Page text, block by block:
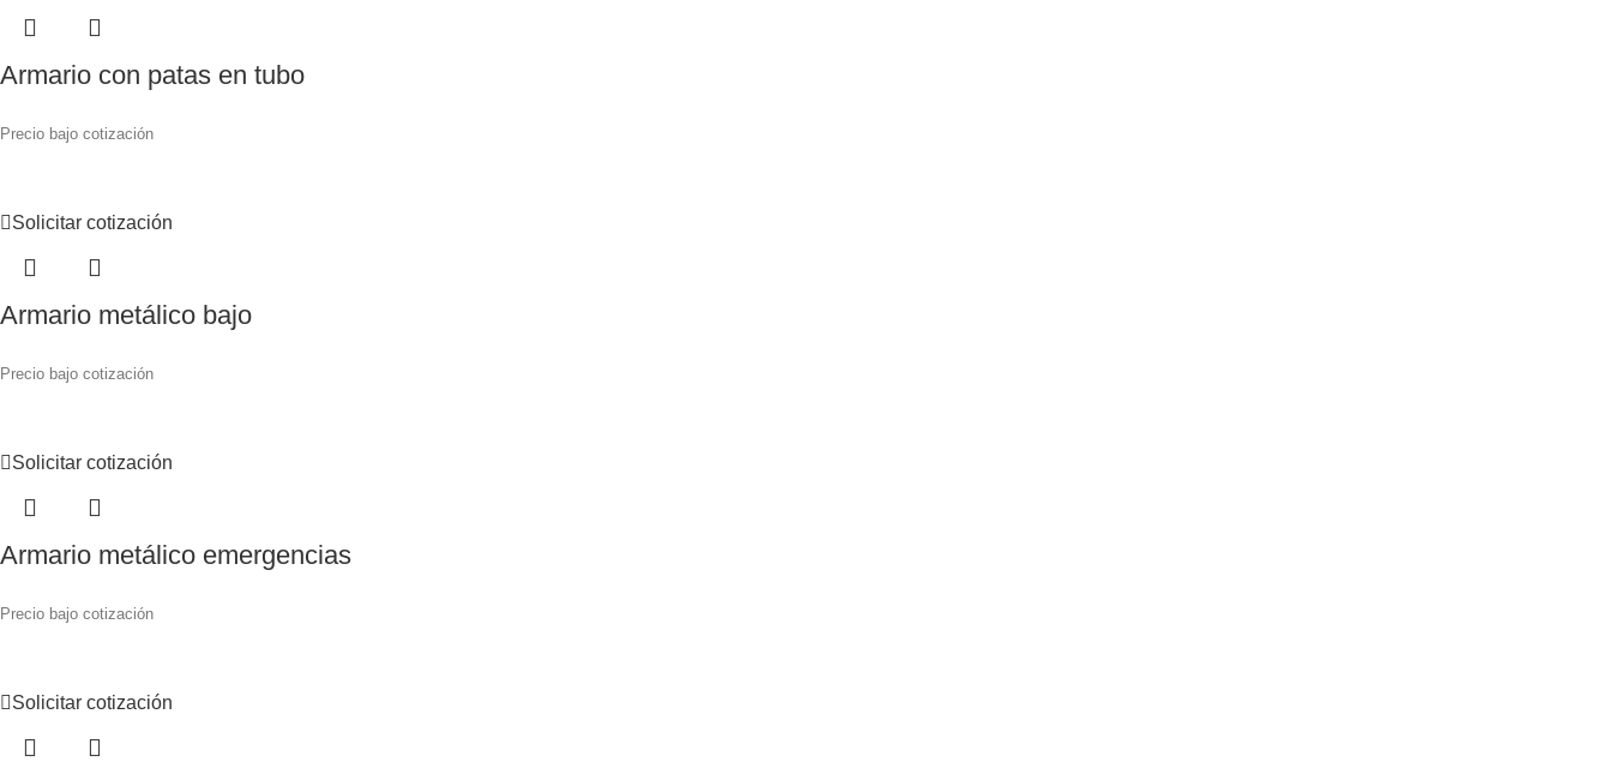
Armario con patas en tubo
Precio bajo cotización
Solicitar cotización
Armario metálico bajo
Precio bajo cotización
Solicitar cotización
Armario metálico emergencias
Precio bajo cotización
Solicitar cotización